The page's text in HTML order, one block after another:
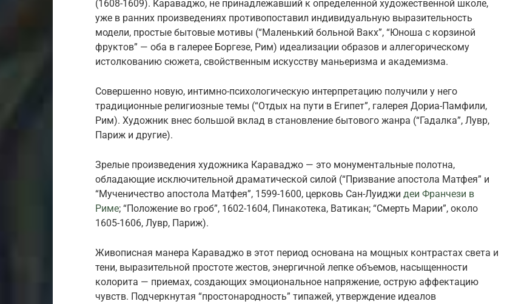
(1608-1609). Караваджо, не принадлежавший к определенной художественной школе,
уже в ранних произведениях противопоставил индивидуальную выразительность
модели, простые бытовые мотивы (“Маленький больной Вакх”, “Юноша с корзиной
фруктов” — оба в галерее Боргезе, Рим) идеализации образов и аллегорическому
истолкованию сюжета, свойственным искусству маньеризма и академизма.
Совершенно новую, интимно-психологическую интерпретацию получили у него
традиционные религиозные темы (“Отдых на пути в Египет”, галерея Дориа-Памфили,
Рим). Художник внес большой вклад в становление бытового жанра (“Гадалка”, Лувр,
Париж и другие).
Зрелые произведения художника Караваджо — это монументальные полотна,
обладающие исключительной драматической силой (“Призвание апостола Матфея” и
“Мученичество апостола Матфея”, 1599-1600, церковь Сан-Луиджи деи Франчези в
Риме; “Положение во гроб”, 1602-1604, Пинакотека, Ватикан; “Смерть Марии”, около
1605-1606, Лувр, Париж).
Живописная манера Караваджо в этот период основана на мощных контрастах света и
тени, выразительной простоте жестов, энергичной лепке объемов, насыщенности
колорита — приемах, создающих эмоциональное напряжение, острую аффектацию
чувств. Подчеркнутая “простонародность” типажей, утверждение идеалов